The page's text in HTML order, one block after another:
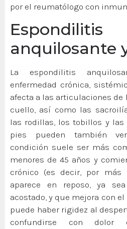
por el reumatólogo con
Espondilitis
anquilosante
La espondilitis
enfermedad crónica,
afecta a las articulaciones de
cuello, así como las
las rodillas, los tobillos y
pies pueden también
condición suele ser más
menores de 45 años y
crónico (es decir, por más
aparece en reposo, ya
acostado, y que mejora con
puede haber rigidez al
confundirse con dolor